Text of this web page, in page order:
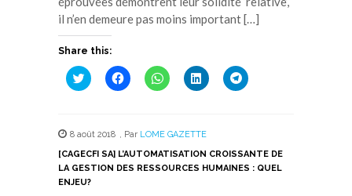
il n’en demeure pas moins important […]
Share this:
Cliquez
pour
une
nouvelle
fenêtre)
Cliquez
pour
une
nouvelle
fenêtre)
Cliquez
pour
une
nouvelle
fenêtre)
Cliquez
pour
une
nouvelle
fenêtre)
Cliquez
pour
nouvelle
fenêtre)
8 août 2018 , Par LOME GAZETTE
[CAGECFI SA] L’AUTOMATISATION CROISSANTE DE
LA GESTION DES RESSOURCES HUMAINES : QUEL
ENJEU?